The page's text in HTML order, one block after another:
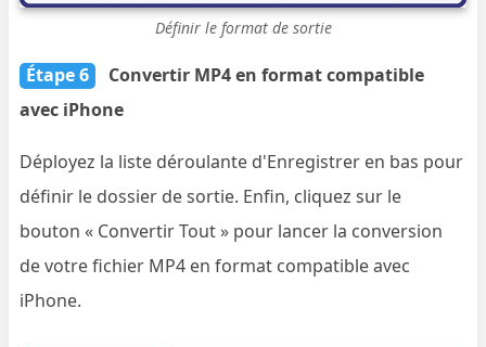
Définir le format de sortie
Étape 6
Convertir MP4 en format compatible
avec iPhone
Déployez la liste déroulante d'Enregistrer en bas pour
définir le dossier de sortie. Enfin, cliquez sur le
bouton « Convertir Tout » pour lancer la conversion
de votre fichier MP4 en format compatible avec
iPhone.